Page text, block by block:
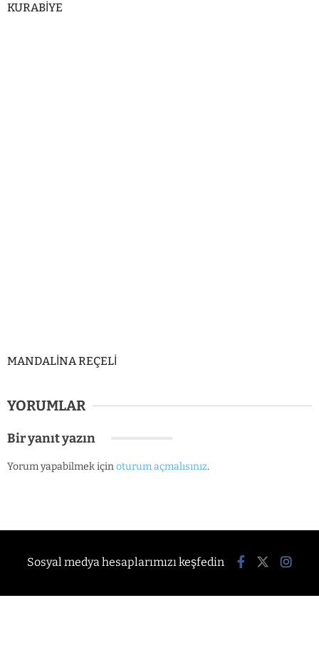
KURABİYE
MANDALİNA REÇELİ
YORUMLAR
Bir yanıt yazın
Yorum yapabilmek içinoturum açmalısınız.
Sosyal medya hesaplarımızı keşfedin